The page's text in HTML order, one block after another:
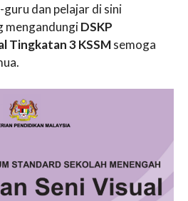
guru dan pelajar di sini
mengandungiDSKP
Tingkatan 3 KSSMsemoga